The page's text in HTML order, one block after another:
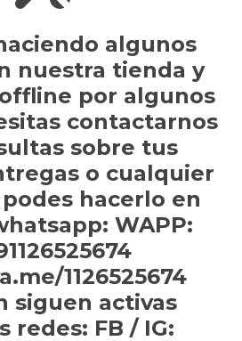
algunos
nuestra tienda y
por algunos
contactarnos
sobre tus
o cualquier
hacerlo en
WAPP:
1126525674
siguen activas
redes: FB / IG: